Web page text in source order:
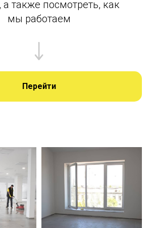
а также посмотреть, как
мы работаем
Перейти